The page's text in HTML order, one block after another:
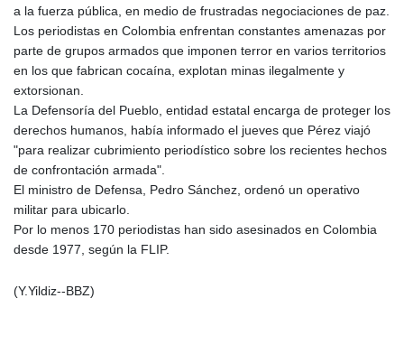
KWD 0.356853
KZT 540.233287
103223.017367
a la fuerza pública, en medio de frustradas negociaciones de paz.
Los periodistas en Colombia enfrentan constantes amenazas por
parte de grupos armados que imponen terror en varios territorios
en los que fabrican cocaína, explotan minas ilegalmente y
extorsionan.
La Defensoría del Pueblo, entidad estatal encarga de proteger los
derechos humanos, había informado el jueves que Pérez viajó
"para realizar cubrimiento periodístico sobre los recientes hechos
de confrontación armada".
El ministro de Defensa, Pedro Sánchez, ordenó un operativo
militar para ubicarlo.
Por lo menos 170 periodistas han sido asesinados en Colombia
desde 1977, según la FLIP.
(Y.Yildiz--BBZ)